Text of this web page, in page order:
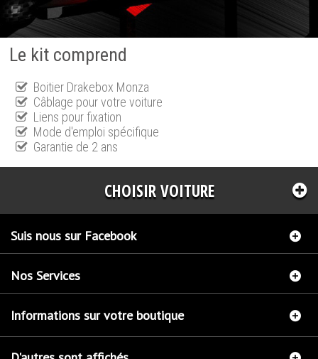
Le kit comprend
Boitier Drakebox Monza
Câblage pour votre voiture
Liens pour fixation
Mode d'emploi spécifique
Garantie de 2 ans
CHOISIR VOITURE
Suis nous sur Facebook
Nos Services
Informations sur votre boutique